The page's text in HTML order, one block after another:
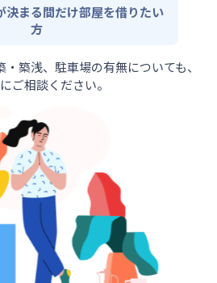
決まる間だけ部屋を借りたい
方
築浅、駐車場の有無についても、
ご相談ください。